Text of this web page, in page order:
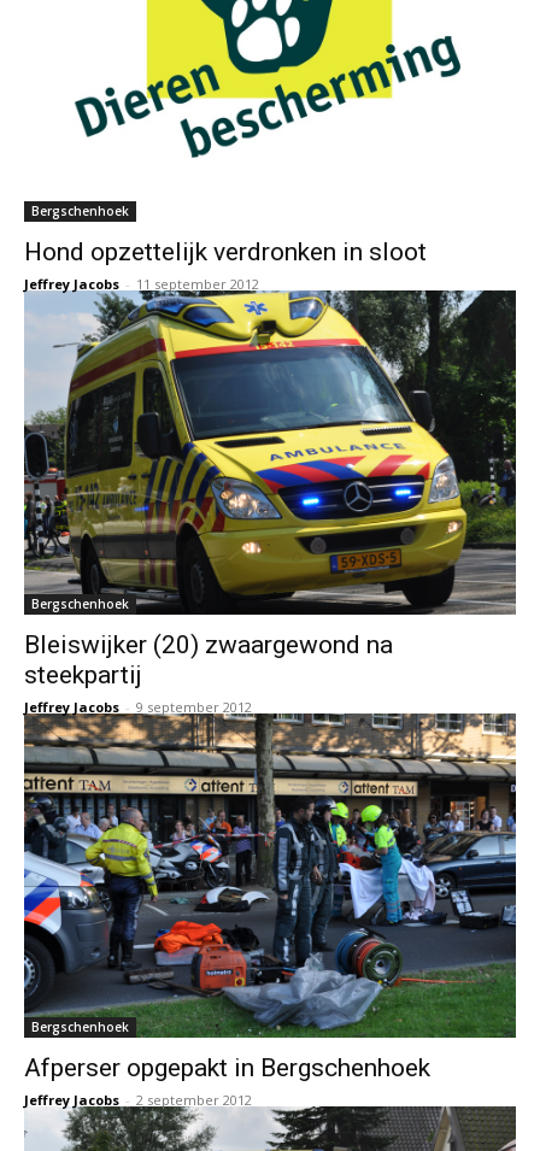
Bergschenhoek
Hond opzettelijk verdronken in sloot
Jeffrey Jacobs - 11 september 2012
Bergschenhoek
Bleiswijker (20) zwaargewond na
steekpartij
Jeffrey Jacobs - 9 september 2012
Bergschenhoek
Afperser opgepakt in Bergschenhoek
Jeffrey Jacobs - 2 september 2012